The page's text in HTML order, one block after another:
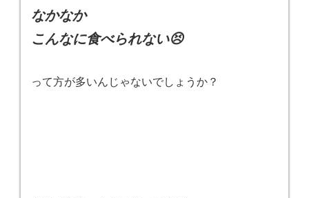
なかなか
こんなに食べられない😣
って方が多いんじゃないでしょうか？